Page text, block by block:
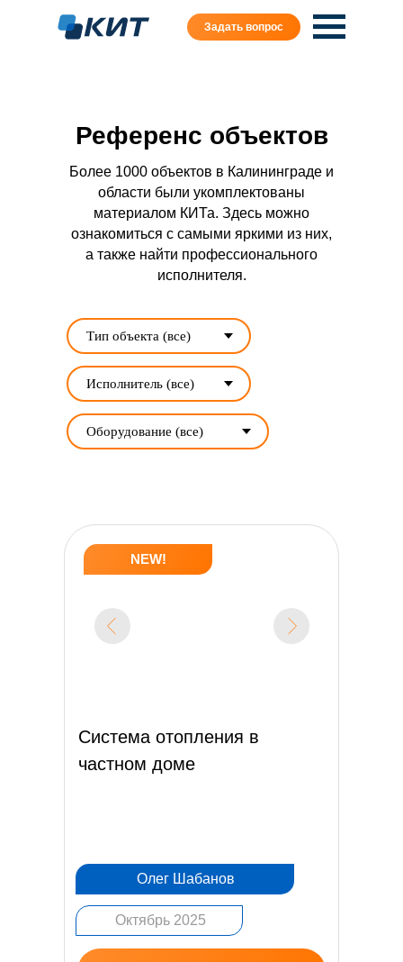
Задать вопрос
Референс объектов
Более 1000 объектов в Калининграде и
области были укомплектованы
материалом КИТа. Здесь можно
ознакомиться с самыми яркими из них,
а также найти профессионального
исполнителя.
Октябрь 2025
Олег Шабанов
Система отопления в
частном доме
NEW!